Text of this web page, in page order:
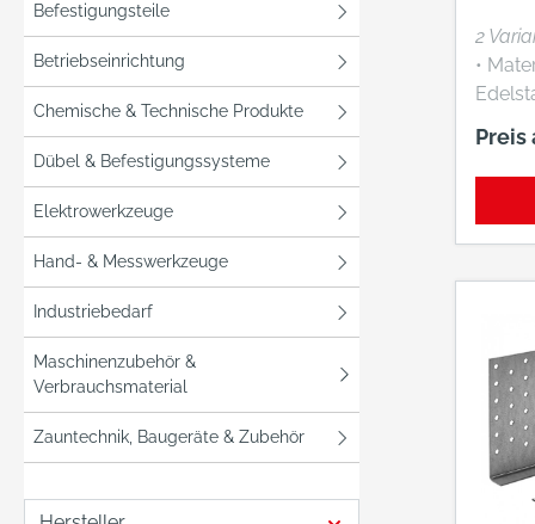
Befestigungsteile
Betriebseinrichtung
Chemische & Technische Produkte
Dübel & Befestigungssysteme
Elektrowerkzeuge
Hand- & Messwerkzeuge
Industriebedarf
Maschinenzubehör &
Verbrauchsmaterial
Zauntechnik, Baugeräte & Zubehör
stets
des
wird
125
der
2
•
Edelstahl •
Preis